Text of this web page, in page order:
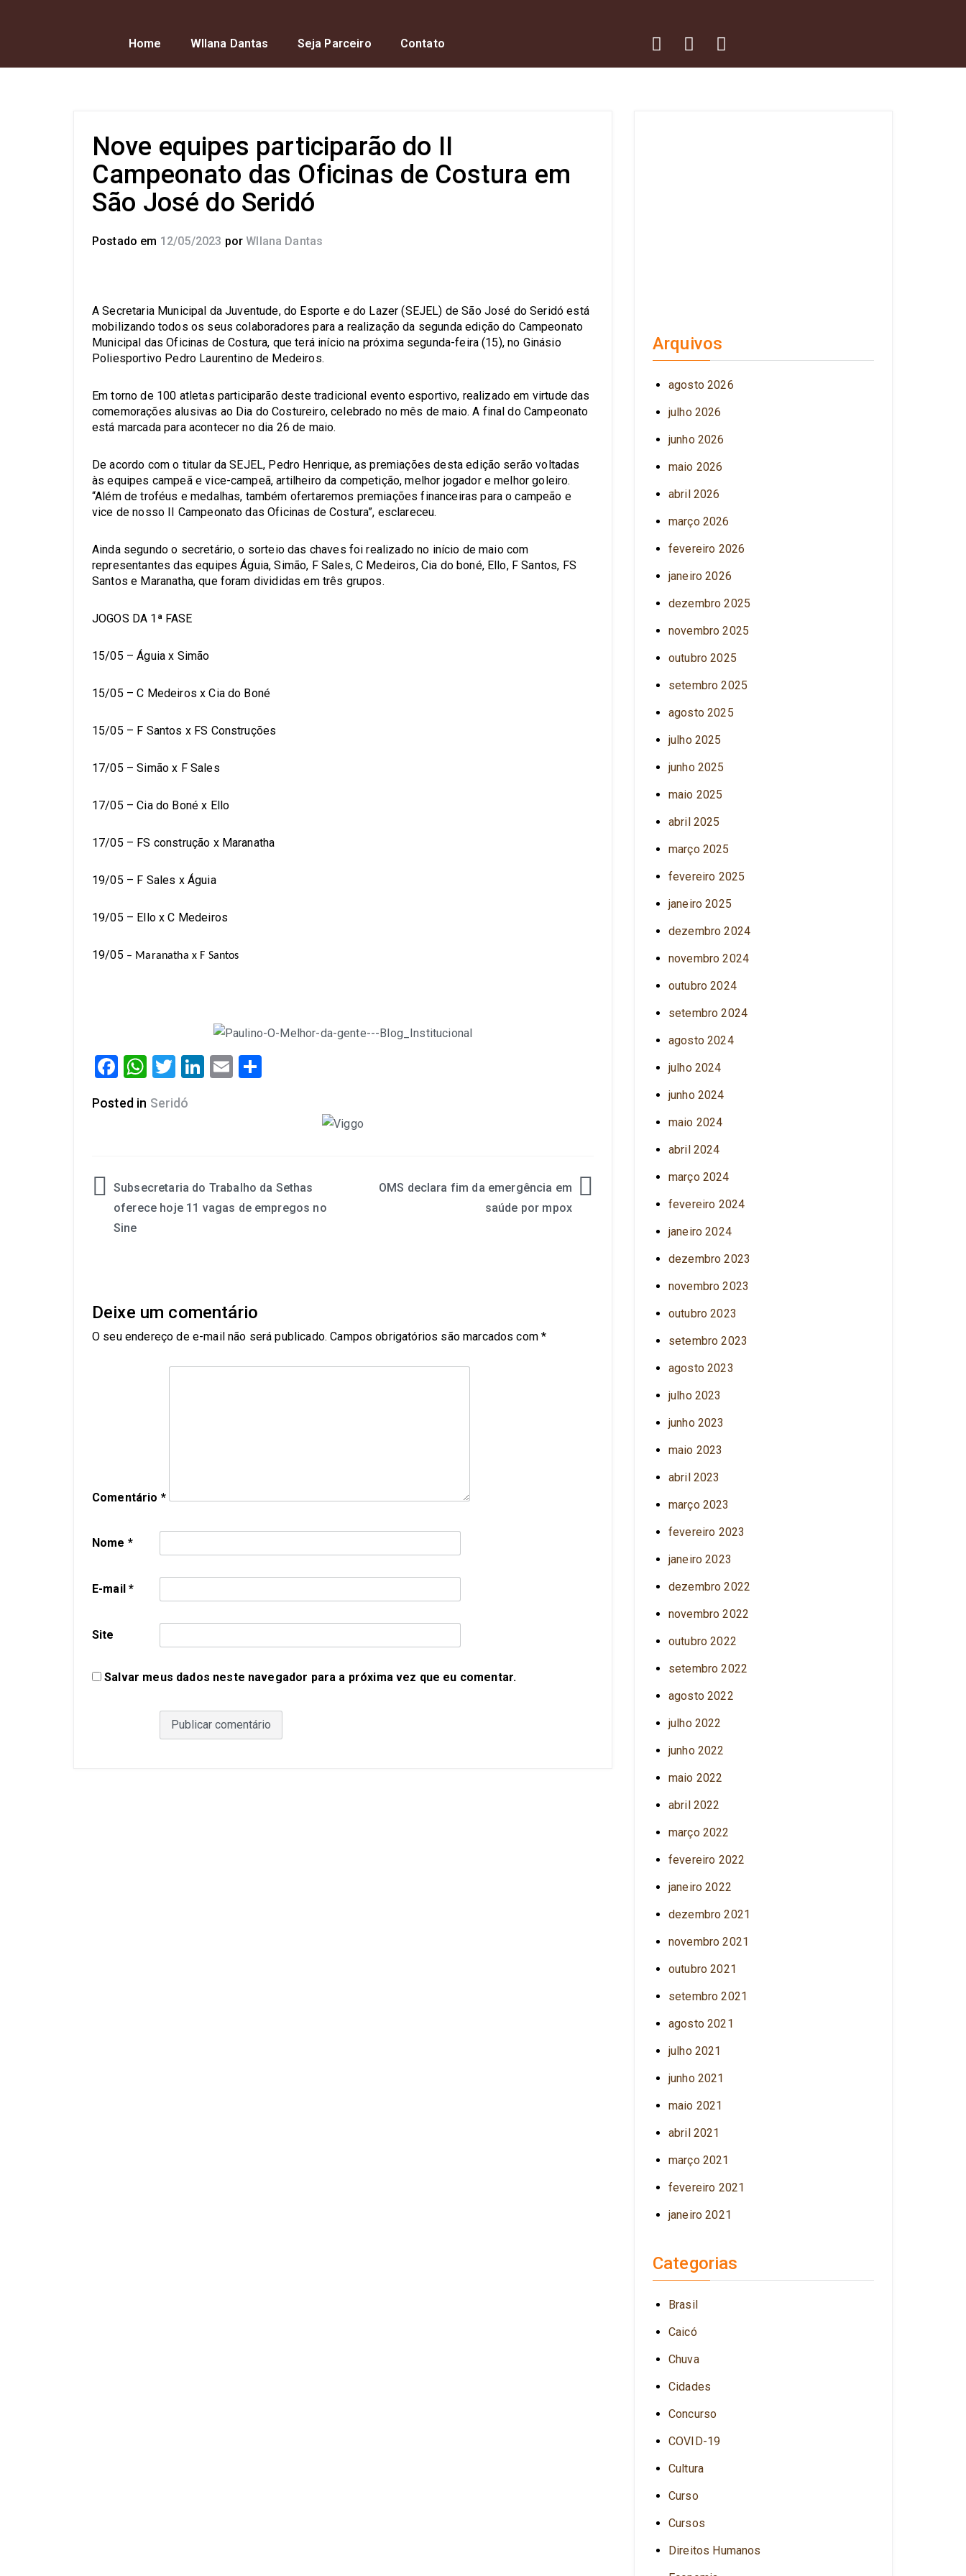
Home Wllana Dantas Seja Parceiro Contato
Nove equipes participarão do II
Campeonato das Oficinas de Costura em
São José do Seridó
Postado em 12/05/2023 por Wllana Dantas
A Secretaria Municipal da Juventude, do Esporte e do Lazer (SEJEL) de São José do Seridó está
mobilizando todos os seus colaboradores para a realização da segunda edição do Campeonato
Municipal das Oficinas de Costura, que terá início na próxima segunda-feira (15), no Ginásio
Poliesportivo Pedro Laurentino de Medeiros.
Em torno de 100 atletas participarão deste tradicional evento esportivo, realizado em virtude das
comemorações alusivas ao Dia do Costureiro, celebrado no mês de maio. A final do Campeonato
está marcada para acontecer no dia 26 de maio.
De acordo com o titular da SEJEL, Pedro Henrique, as premiações desta edição serão voltadas
às equipes campeã e vice-campeã, artilheiro da competição, melhor jogador e melhor goleiro.
“Além de troféus e medalhas, também ofertaremos premiações financeiras para o campeão e
vice de nosso II Campeonato das Oficinas de Costura”, esclareceu.
Ainda segundo o secretário, o sorteio das chaves foi realizado no início de maio com
representantes das equipes Águia, Simão, F Sales, C Medeiros, Cia do boné, Ello, F Santos, FS
Santos e Maranatha, que foram divididas em três grupos.
JOGOS DA 1ª FASE
15/05 – Águia x Simão
15/05 – C Medeiros x Cia do Boné
15/05 – F Santos x FS Construções
17/05 – Simão x F Sales
17/05 – Cia do Boné x Ello
17/05 – FS construção x Maranatha
19/05 – F Sales x Águia
19/05 – Ello x C Medeiros
19/05 – Maranatha x F Santos
Facebook
WhatsApp
Twitter
LinkedIn
Email
Posted in Seridó
Subsecretaria do Trabalho da Sethas
oferece hoje 11 vagas de empregos no
Sine
OMS declara fim da emergência em
saúde por mpox
Deixe um comentário
O seu endereço de e-mail não será publicado. Campos obrigatórios são marcados com*
Comentário *
Nome *
E-mail*
Site
Salvar meus dados neste navegador para a próxima vez que eu comentar.
Arquivos
agosto 2026
julho 2026
junho 2026
maio 2026
abril 2026
março 2026
fevereiro 2026
janeiro 2026
dezembro 2025
novembro 2025
outubro 2025
setembro 2025
agosto 2025
julho 2025
junho 2025
maio 2025
abril 2025
março 2025
fevereiro 2025
janeiro 2025
dezembro 2024
novembro 2024
outubro 2024
setembro 2024
agosto 2024
julho 2024
junho 2024
maio 2024
abril 2024
março 2024
fevereiro 2024
janeiro 2024
dezembro 2023
novembro 2023
outubro 2023
setembro 2023
agosto 2023
julho 2023
junho 2023
maio 2023
abril 2023
março 2023
fevereiro 2023
janeiro 2023
dezembro 2022
novembro 2022
outubro 2022
setembro 2022
agosto 2022
julho 2022
junho 2022
maio 2022
abril 2022
março 2022
fevereiro 2022
janeiro 2022
dezembro 2021
novembro 2021
outubro 2021
setembro 2021
agosto 2021
julho 2021
junho 2021
maio 2021
abril 2021
março 2021
fevereiro 2021
janeiro 2021
Categorias
Brasil
Caicó
Chuva
Cidades
Concurso
COVID-19
Cultura
Curso
Cursos
Direitos Humanos